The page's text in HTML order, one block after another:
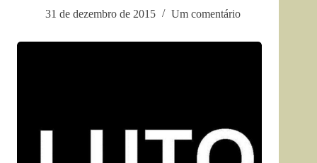
31 de dezembro de 2015
Um comentário